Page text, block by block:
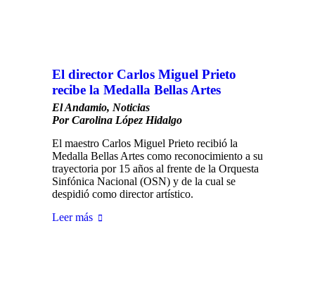
El director Carlos Miguel Prieto
recibe la Medalla Bellas Artes
El Andamio, Noticias
PorCarolina López Hidalgo
El maestro Carlos Miguel Prieto recibió la
Medalla Bellas Artes como reconocimiento a su
trayectoria por 15 años al frente de la Orquesta
Sinfónica Nacional (OSN) y de la cual se
despidió como director artístico.
Leer más